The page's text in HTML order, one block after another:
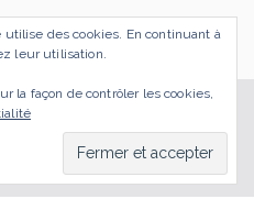
Rezé
Accueil BLOG sensibilité
des cookies. En continuant à
leur utilisation.
la façon de contrôler les cookies,